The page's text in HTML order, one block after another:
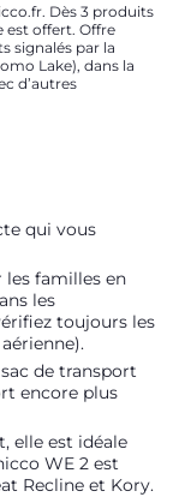
Dès 3 produits
est offert. Offre
signalés par la
Lake), dans la
d’autres
qui vous
les familles en
les
toujours les
de transport
encore plus
elle est idéale
WE 2 est
Recline et Kory.